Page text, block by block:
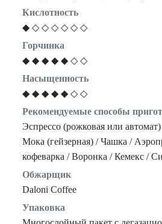
Кислотность
◆ ◇ ◇ ◇ ◇ ◇ ◇
Горчинка
◆ ◆ ◆ ◆ ◆ ◇ ◇
Насыщенность
◆ ◆ ◆ ◆ ◆ ◇ ◇
Рекомендуемые способы
Эспрессо (рожковая или
Мока (гейзерная) / Чашка /
кофеварка / Воронка / Кемекс /
Обжарщик
Daloni Coffee
Упаковка